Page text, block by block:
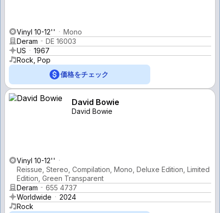
Vinyl 10-12''
Mono
Deram
DE 16003
US
1967
Rock, Pop
価格をチェック
David Bowie
David Bowie
Vinyl 10-12''
Reissue, Stereo, Compilation, Mono, Deluxe Edition, Limited
Edition, Green Transparent
Deram
655 4737
Worldwide
2024
Rock